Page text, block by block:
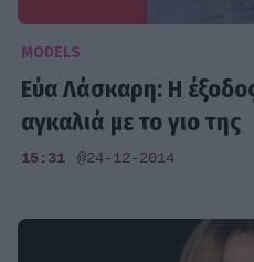
MODELS
Εύα Λάσκαρη: Η
αγκαλιά με το γιο της
15:31 @24-12-2014